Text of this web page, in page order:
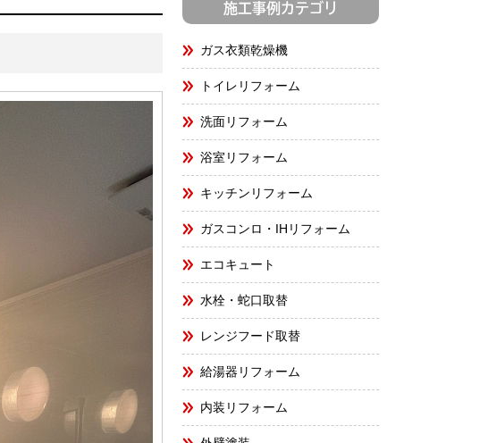
施工事例カテゴリ
ガス衣類乾燥機
トイレリフォーム
洗面リフォーム
浴室リフォーム
キッチンリフォーム
ガスコンロ・IHリフォーム
エコキュート
水栓・蛇口取替
レンジフード取替
給湯器リフォーム
内装リフォーム